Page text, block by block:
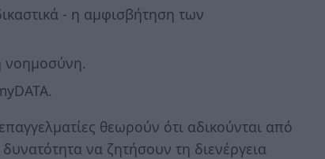
- η αμφισβήτηση των
νοημοσύνη.
θεωρούν ότι αδικούνται από
να ζητήσουν τη διενέργεια